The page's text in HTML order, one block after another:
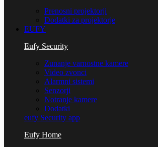
Prenosni projektorji
Dodatki za projektorje
EUFY
Eufy Security
Zunanje varnostne kamere
Video zvonci
Alarmni sistemi
Senzorji
Notranje kamere
Dodatki
eufy Security app
Eufy Home